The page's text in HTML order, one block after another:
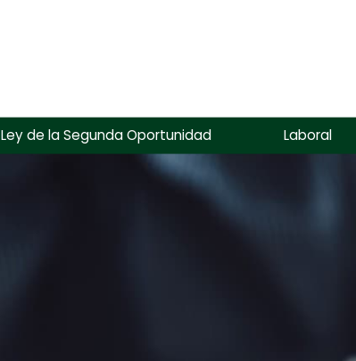
Ley de la Segunda Oportunidad Laboral